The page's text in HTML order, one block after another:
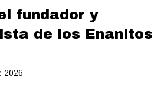
fundador y
de los Enanitos
2026